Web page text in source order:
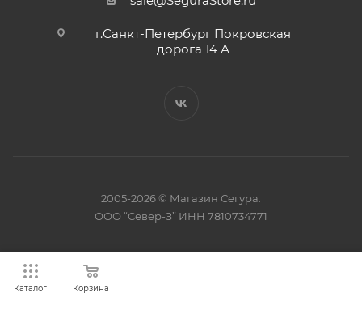
г.Санкт-Петербург Покровская
дорога 14 А
2005-2026 © Магазин Сегура.
ООО “Север-З” ИНН 7810734771
Каталог Корзина